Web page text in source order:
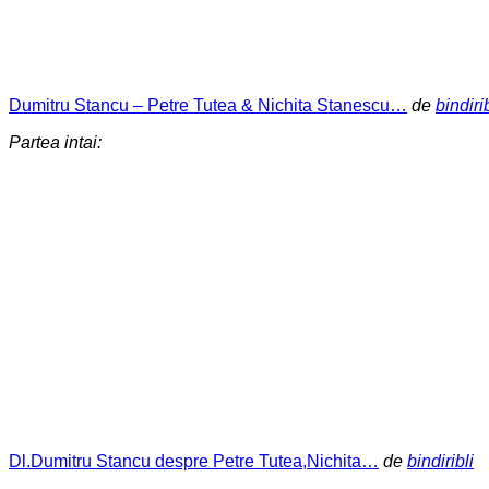
Dumitru Stancu – Petre Tutea & Nichita Stanescu… de
Partea intai:
Dl.Dumitru Stancu despre Petre Tutea,Nichita… de bindiribli